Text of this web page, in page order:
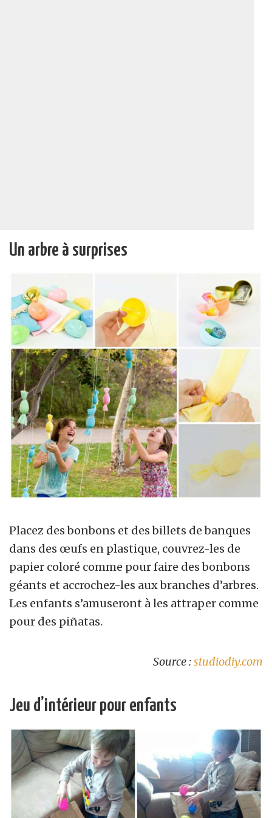
Un arbre à surprises
Placez des bonbons et des billets de banques
dans des œufs en plastique, couvrez-les de
papier coloré comme pour faire des bonbons
géants et accrochez-les aux branches d’arbres.
Les enfants s’amuseront à les attraper comme
pour des piñatas.
Source :studiodiy.com
Jeu d’intérieur pour enfants